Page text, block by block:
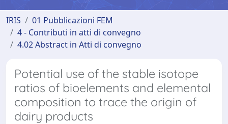
IRIS
01 Pubblicazioni FEM
4 - Contributi in atti di convegno
4.02 Abstract in Atti di convegno
Potential use of the stable isotope
ratios of bioelements and elemental
composition to trace the origin of
dairy products